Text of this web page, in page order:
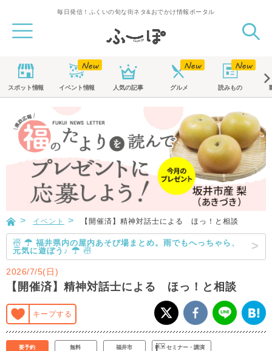
毎日発信！ふくいの旬な街ネタ&おでかけ情報ポータル
スポット情報 イベント情報 人気の記事 グルメ 読みもの
イベント 【開催済】精神対話士による ほっ！と相談
☃ ☂ 福井県内の屋内あそび場まとめ。雨でもへっちゃら、
元気に遊ぼう♪ ☂ ☃
2026/7/5(日)
【開催済】精神対話士による ほっ！と相談
キープする
要予約 無料 福井市 セミナー・講演